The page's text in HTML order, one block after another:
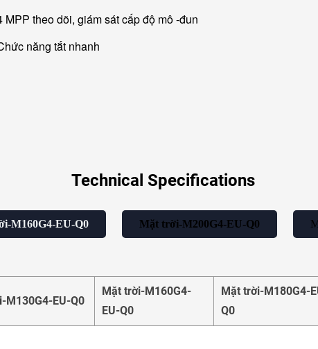
MPP theo dõi, giám sát cấp độ mô -đun
năng tắt nhanh
Technical Specifications
M160G4-EU-Q0 Mặt trời-M200G4-EU-Q0
M130G4-EU-Q0
Mặt trời-M160G4-
EU-Q0
Mặt trời-M180G4-
Q0